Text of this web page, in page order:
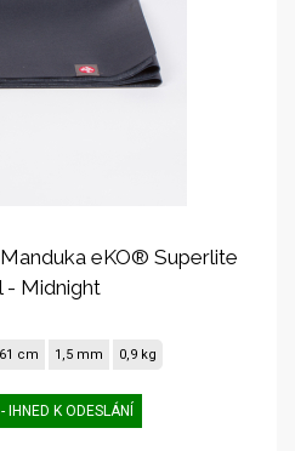
eKO® Superlite
- Midnight
cm 1,5 mm 0,9 kg
IHNED K ODESLÁNÍ